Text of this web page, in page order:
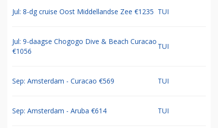
Jul: 8-dg cruise Oost Middellandse Zee €1235 TUI
Jul: 9-daagse Chogogo Dive & Beach Curacao
€1056
TUI
Sep: Amsterdam - Curacao €569 TUI
Sep: Amsterdam - Aruba €614 TUI